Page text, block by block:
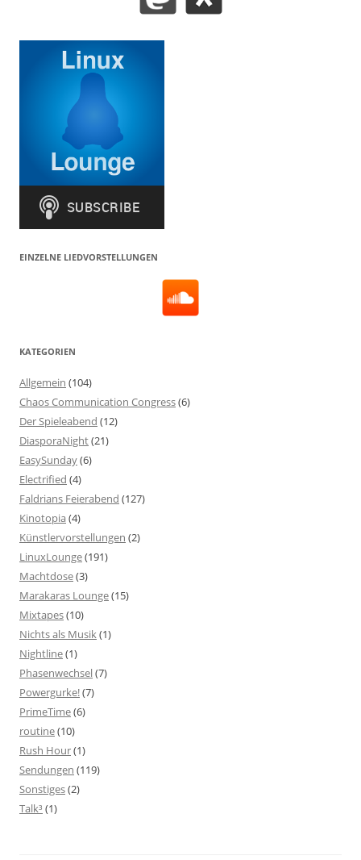
EINZELNE LIEDVORSTELLUNGEN
KATEGORIEN
Allgemein (104)
Chaos Communication Congress(6)
Der Spieleabend (12)
DiasporaNight(21)
EasySunday(6)
Electrified (4)
Faldrians Feierabend (127)
Kinotopia(4)
Künstlervorstellungen (2)
LinuxLounge(191)
Machtdose(3)
Marakaras Lounge(15)
Mixtapes(10)
Nichts als Musik(1)
Nightline(1)
Phasenwechsel(7)
Powergurke!(7)
PrimeTime(6)
routine(10)
Rush Hour(1)
Sendungen (119)
Sonstiges(2)
Talk³ (1)